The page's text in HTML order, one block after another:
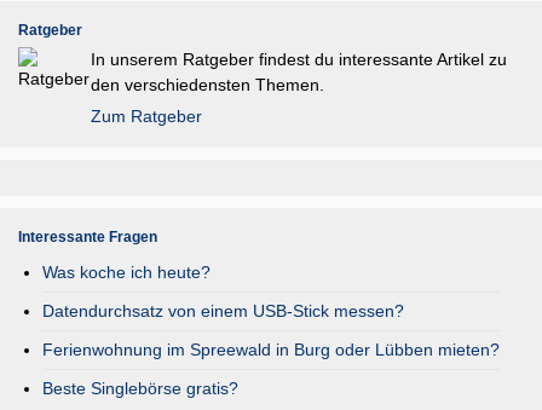
Ratgeber
In unserem Ratgeber findest du interessante Artikel zu
den verschiedensten Themen.
Zum Ratgeber
Interessante Fragen
Was koche ich heute?
Datendurchsatz von einem USB-Stick messen?
Ferienwohnung im Spreewald in Burg oder Lübben mieten?
Beste Singlebörse gratis?